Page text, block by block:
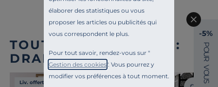
élaborer des statistiques ou vous
proposer les articles ou publicités qui
vous correspondent le plus.
Pour tout savoir, rendez-vous sur "
Gestion des cookies". Vous pourrez y
modifier vos préférences à tout moment.
TOUTE NOTRE OFFRE :
DRAPS HOUSSE
Liv. offerte
-5%
P
O
U
R
V
O
U
S